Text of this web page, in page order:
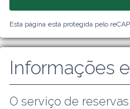
Esta página está protegida pelo
Informações
O serviço de reservas